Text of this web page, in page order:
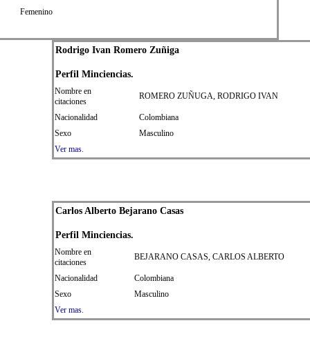
Femenino
Rodrigo Ivan Romero Zuñiga
Perfil Minciencias.
Nombre en
citaciones
ROMERO ZUÑUGA, RODRIGO IVAN
Nacionalidad
Colombiana
Sexo
Masculino
Ver mas.
Carlos Alberto Bejarano Casas
Perfil Minciencias.
Nombre en
citaciones
BEJARANO CASAS, CARLOS ALBERTO
Nacionalidad
Colombiana
Sexo
Masculino
Ver mas.